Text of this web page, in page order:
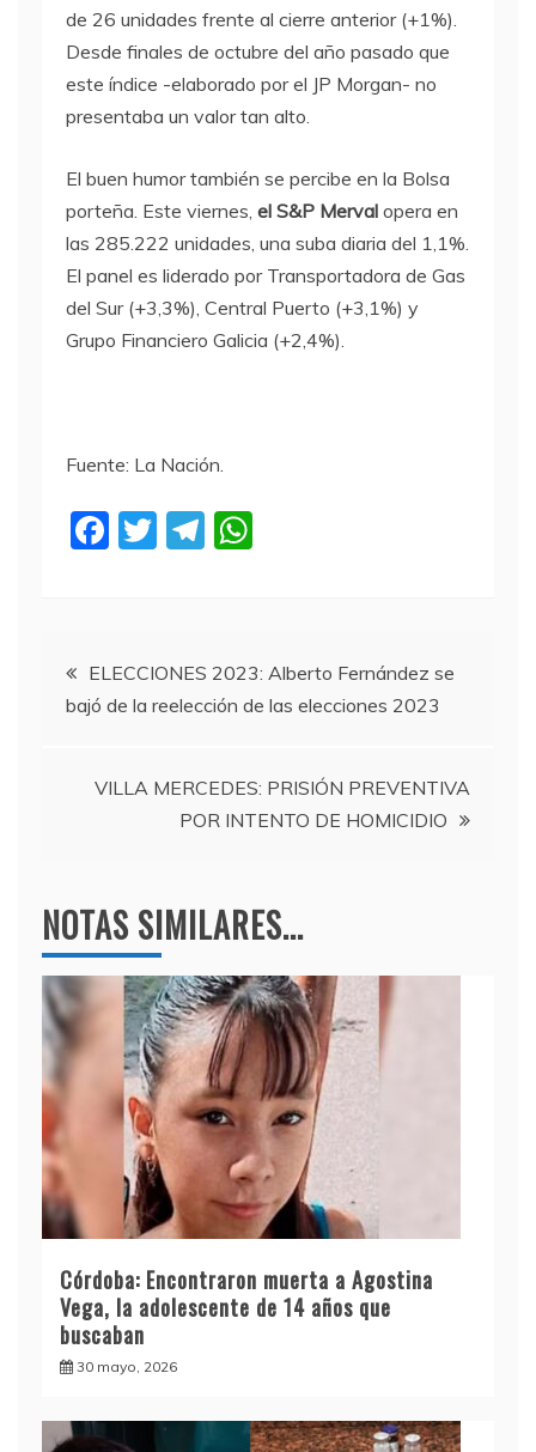
de 26 unidades frente al cierre anterior (+1%).
Desde finales de octubre del año pasado que
este índice -elaborado por el JP Morgan- no
presentaba un valor tan alto.
El buen humor también se percibe en la Bolsa
porteña. Este viernes, el S&P Merval opera en
las 285.222 unidades, una suba diaria del 1,1%.
El panel es liderado por Transportadora de Gas
del Sur (+3,3%), Central Puerto (+3,1%) y
Grupo Financiero Galicia (+2,4%).
Fuente: La Nación.
F
b
o
k
T
T
a
m
A
p
Navegación
de
entradas
ELECCIONES 2023: Alberto Fernández se
bajó de la reelección de las elecciones 2023
VILLA MERCEDES: PRISIÓN PREVENTIVA
POR INTENTO DE HOMICIDIO
NOTAS SIMILARES...
Córdoba: Encontraron muerta a Agostina
Vega, la adolescente de 14 años que
buscaban
30 mayo, 2026